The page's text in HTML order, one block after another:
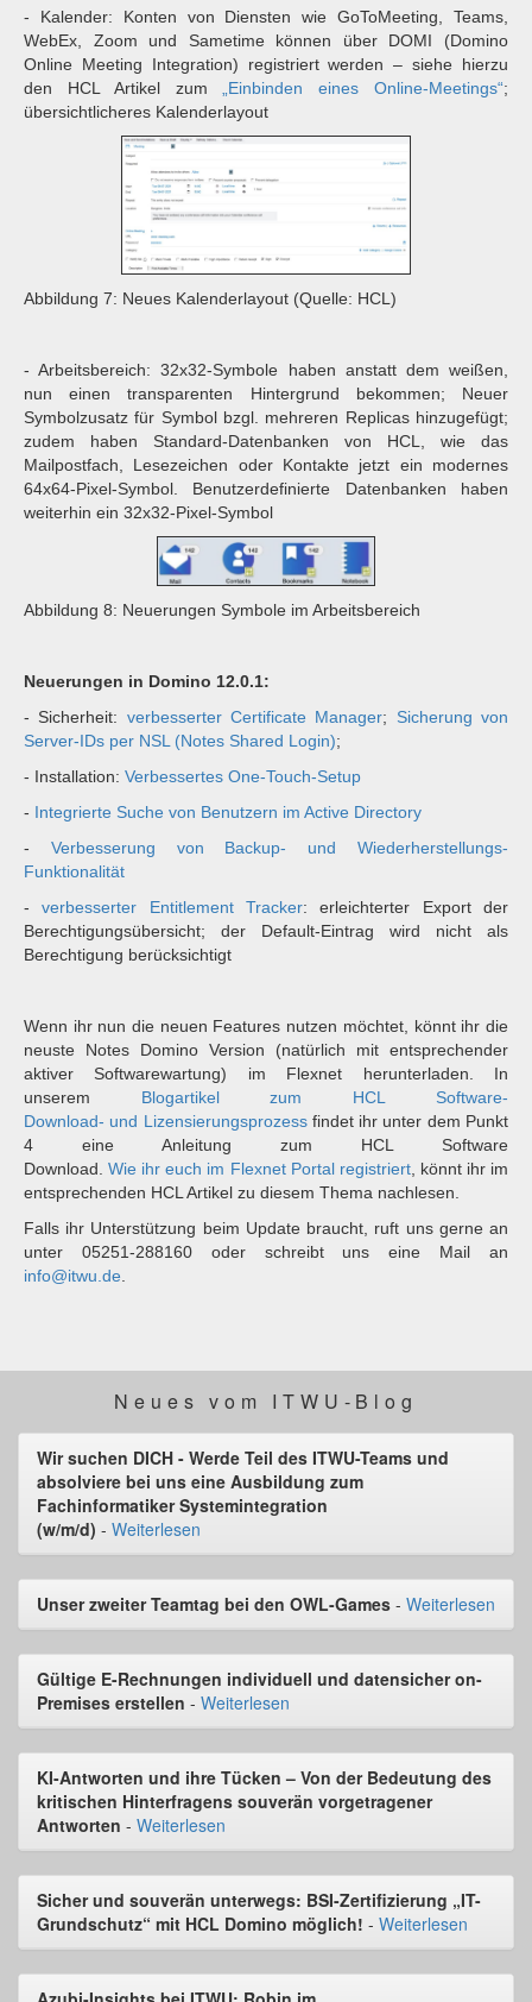
- Kalender: Konten von Diensten wie GoToMeeting, Teams,
WebEx, Zoom und Sametime können über DOMI (Domino
Online Meeting Integration) registriert werden – siehe hierzu
den HCL Artikel zum
„Einbinden eines Online-Meetings“;
übersichtlicheres Kalenderlayout
Abbildung 7: Neues Kalenderlayout (Quelle: HCL)
- Arbeitsbereich: 32x32-Symbole haben anstatt dem weißen,
nun einen transparenten Hintergrund bekommen; Neuer
Symbolzusatz für Symbol bzgl. mehreren Replicas hinzugefügt;
zudem haben Standard-Datenbanken von HCL, wie das
Mailpostfach, Lesezeichen oder Kontakte jetzt ein modernes
64x64-Pixel-Symbol. Benutzerdefinierte Datenbanken haben
weiterhin ein 32x32-Pixel-Symbol
Abbildung 8: Neuerungen Symbole im Arbeitsbereich
Neuerungen in Domino 12.0.1:
- Sicherheit: verbesserter Certificate Manager; Sicherung von
Server-IDs per NSL (Notes Shared Login);
- Installation: Verbessertes One-Touch-Setup
- Integrierte Suche von Benutzern im Active Directory
- Verbesserung von Backup- und Wiederherstellungs-
Funktionalität
-verbesserter Entitlement Tracker: erleichterter Export der
Berechtigungsübersicht; der Default-Eintrag wird nicht als
Berechtigung berücksichtigt
Wenn ihr nun die neuen Features nutzen möchtet, könnt ihr die
neuste Notes Domino Version (natürlich mit entsprechender
aktiver Softwarewartung) im Flexnet herunterladen. In
unserem Blogartikel zum HCL Software-
Download- und Lizensierungsprozess findet ihr unter dem Punkt
4 eine Anleitung zum HCL Software
Download.Wie ihr euch im Flexnet Portal registriert, könnt ihr im
entsprechenden HCL Artikel zu diesem Thema nachlesen.
Falls ihr Unterstützung beim Update braucht, ruft uns gerne an
unter 05251-288160 oder schreibt uns eine Mail an
info@itwu.de
Neues vom ITWU-Blog
Wir suchen DICH - Werde Teil des ITWU-Teams und
absolviere bei uns eine Ausbildung zum
Fachinformatiker Systemintegration
(w/m/d) - Weiterlesen
Unser zweiter Teamtag bei den OWL-Games - Weiterlesen
Gültige E-Rechnungen individuell und datensicher on-
Premises erstellen - Weiterlesen
KI-Antworten und ihre Tücken – Von der Bedeutung des
kritischen Hinterfragens souverän vorgetragener
Antworten - Weiterlesen
Sicher und souverän unterwegs: BSI-Zertifizierung „IT-
Grundschutz“ mit HCL Domino möglich! - Weiterlesen